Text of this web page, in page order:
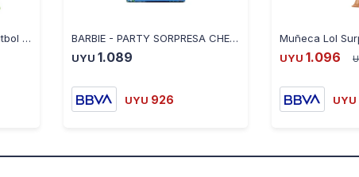
Figura Coleccionable De Futbol 83552 20Cm Barcelona Ub - LAMINE-YAMAL BARBIE - PARTY SORPRESA CHELSEA
UYU 1.089
UYU 926
UYU 1.096
UYU